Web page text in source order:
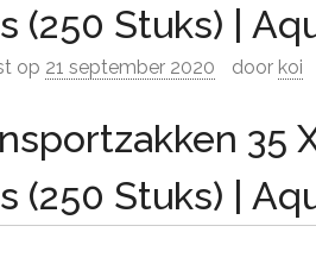
(250 Stuks) |
op 21 september 2020 door koi
35
(250 Stuks) |